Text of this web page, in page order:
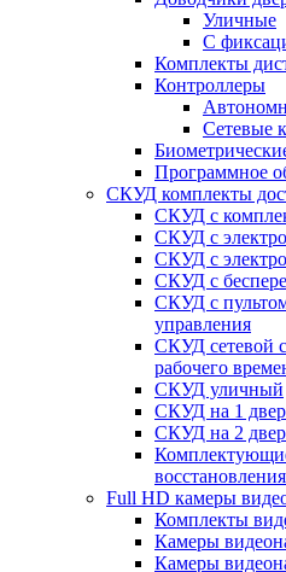
Уличные
С
Комплекты
Контроллеры
Сетевые
Программное
СКУД комплекты
СКУД с
СКУД с
СКУД с
СКУД с
СКУД с
управления
СКУД сетевой
рабочего
СКУД уличный
СКУД на 1
СКУД на 2
Full HD камеры
Комплекты
Камеры
Камеры